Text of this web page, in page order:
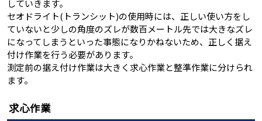
していきます。
セオドライト(トランシット)の使用時には、正しい使い方をし
ていないと少しの角度のズレが数百メートル先では大きなズレ
になってしまうといった事態になりかねないため、正しく据え
付け作業を行う必要があります。
測定前の据え付け作業は大きく求心作業と整準作業に分けられ
ます。
求心作業